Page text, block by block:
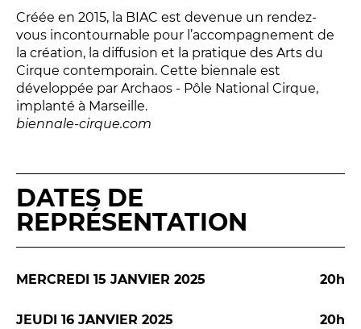
Espace relais
Newsletter
Réservez en ligne
Créée en 2015, la BIAC est devenue un rendez-
vous incontournable pour l’accompagnement de
la création, la diffusion et la pratique des Arts du
Cirque contemporain. Cette biennale est
développée par Archaos - Pôle National Cirque,
implanté à Marseille.
biennale-cirque.com
DATES DE
REPRÉSENTATION
MERCREDI 15 JANVIER 2025 20h
JEUDI 16 JANVIER 2025 20h